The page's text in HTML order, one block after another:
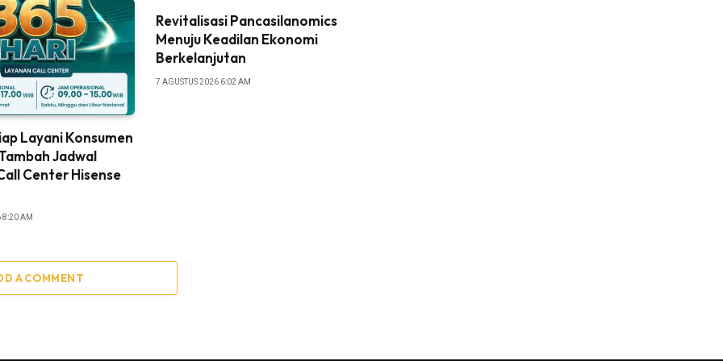
Layani Konsumen
Jadwal
Center Hisense
8:20 AM
Revitalisasi Pancasilanomics
Menuju Keadilan Ekonomi
Berkelanjutan
7 AGUSTUS 2026 6:02 AM
A COMMENT